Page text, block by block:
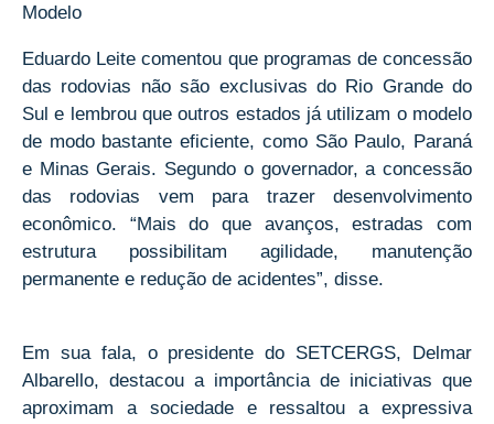
Modelo
Eduardo Leite comentou que programas de concessão
das rodovias não são exclusivas do Rio Grande do
Sul e lembrou que outros estados já utilizam o modelo
de modo bastante eficiente, como São Paulo, Paraná
e Minas Gerais. Segundo o governador, a concessão
das rodovias vem para trazer desenvolvimento
econômico. “Mais do que avanços, estradas com
estrutura possibilitam agilidade, manutenção
permanente e redução de acidentes”, disse.
Em sua fala, o presidente do SETCERGS, Delmar
Albarello, destacou a importância de iniciativas que
aproximam a sociedade e ressaltou a expressiva